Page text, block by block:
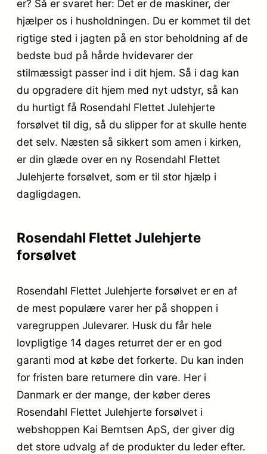
er? Så er svaret her: Det er de maskiner, der
hjælper os i husholdningen. Du er kommet til det
rigtige sted i jagten på en stor beholdning af de
bedste bud på hårde hvidevarer der
stilmæssigt passer ind i dit hjem. Så i dag kan
du opgradere dit hjem med nyt udstyr, så kan
du hurtigt få Rosendahl Flettet Julehjerte
forsølvet til dig, så du slipper for at skulle hente
det selv. Næsten så sikkert som amen i kirken,
er din glæde over en ny Rosendahl Flettet
Julehjerte forsølvet, som er til stor hjælp i
dagligdagen.
Rosendahl Flettet Julehjerte
forsølvet
Rosendahl Flettet Julehjerte forsølvet er en af
de mest populære varer her på shoppen i
varegruppen Julevarer. Husk du får hele
lovpligtige 14 dages returret der er en god
garanti mod at købe det forkerte. Du kan inden
for fristen bare returnere din vare. Her i
Danmark er der mange, der køber deres
Rosendahl Flettet Julehjerte forsølvet i
webshoppen Kai Berntsen ApS, der giver dig
det store udvalg af de produkter du leder efter.